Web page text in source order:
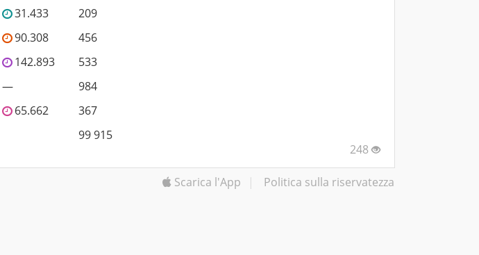
31.433
209
90.308
456
142.893
533
—
984
65.662
367
99 915
248
Scarica l'App | Politica sulla riservatezza